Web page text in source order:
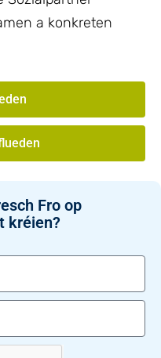
a konkreten
Fro op
kréien?